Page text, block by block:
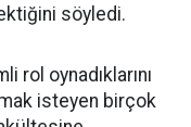
söyledi.
rol oynadıklarını
isteyen birçok